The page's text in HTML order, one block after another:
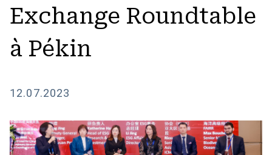
Exchange Roundtable
à Pékin
12.07.2023